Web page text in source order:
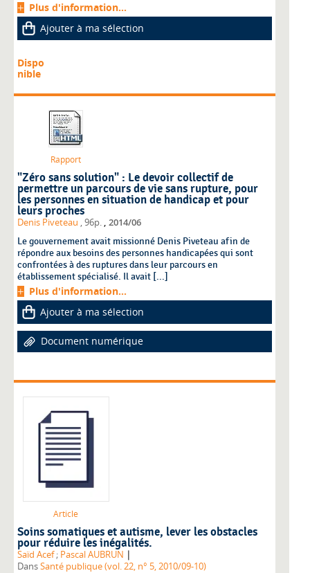
Plus d'information...
Ajouter à ma sélection
Dispo
nible
Rapport
"Zéro sans solution" : Le devoir collectif de
permettre un parcours de vie sans rupture, pour
les personnes en situation de handicap et pour
leurs proches
Denis Piveteau , 96p. , 2014/06
Le gouvernement avait missionné Denis Piveteau afin de
répondre aux besoins des personnes handicapées qui sont
confrontées à des ruptures dans leur parcours en
établissement spécialisé. Il avait [...]
Plus d'information...
Ajouter à ma sélection
Document numérique
Article
Soins somatiques et autisme, lever les obstacles
pour réduire les inégalités.
Saïd Acef ; Pascal AUBRUN |
DansSanté publique (vol. 22, n° 5, 2010/09-10)